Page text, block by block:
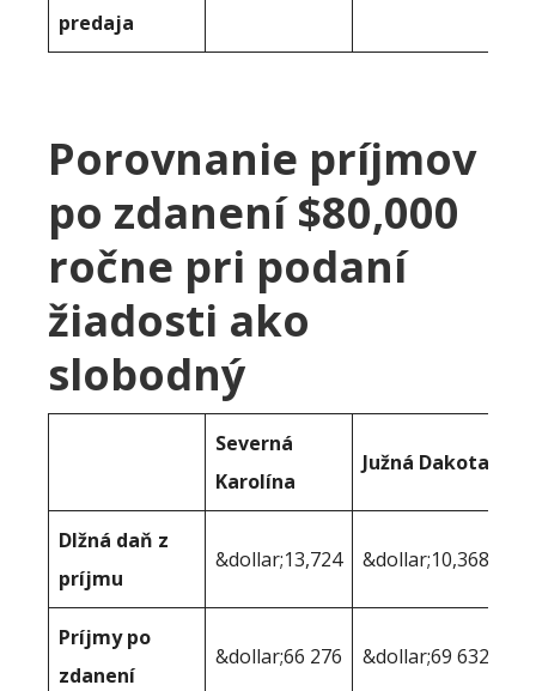
predaja
Porovnanie príjmov
po zdanení $80,000
ročne pri podaní
žiadosti ako
slobodný
Severná
Karolína
Južná Dakota
Dlžná daň z
príjmu
&dollar;13,724 &dollar;10,368
Príjmy po
zdanení
&dollar;66 276 &dollar;69 632